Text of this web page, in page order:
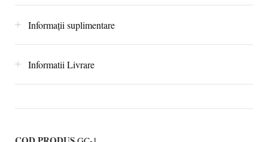
Informații suplimentare
Informatii Livrare